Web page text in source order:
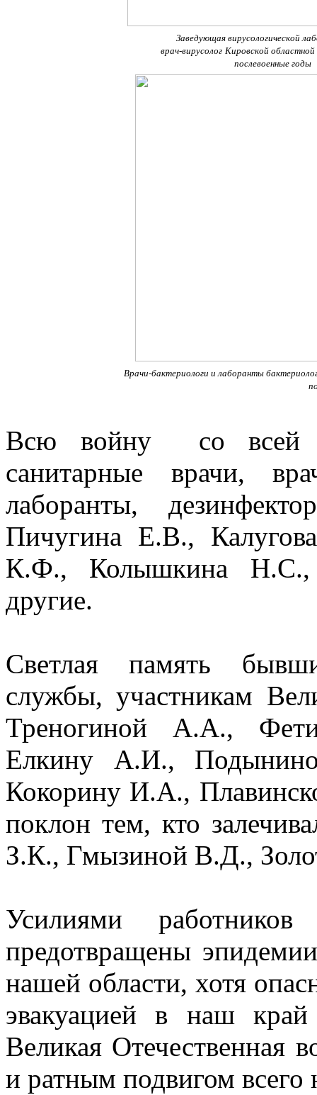
Заведующая вирусологической
врач-вирусолог Кировской
послевоенные годы
Врачи-бактериологи и лаборанты
Всю войну со всей
санитарные врачи,
лаборанты,
Пичугина Е.В.,
К.Ф., Колышкина Н.С.,
другие.
Светлая память
службы, участникам
Треногиной А.А.,
Елкину А.И.,
Кокорину И.А.,
поклон тем, кто
З.К., Гмызиной В.Д.,
Усилиями
предотвращены
нашей области, хотя
эвакуацией в наш
Великая Отечественная
и ратным подвигом всего